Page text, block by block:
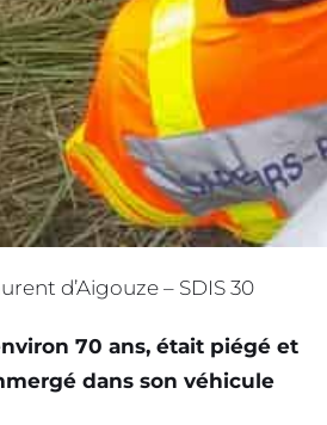
d’Aigouze – SDIS 30
70 ans, était piégé et
dans son véhicule